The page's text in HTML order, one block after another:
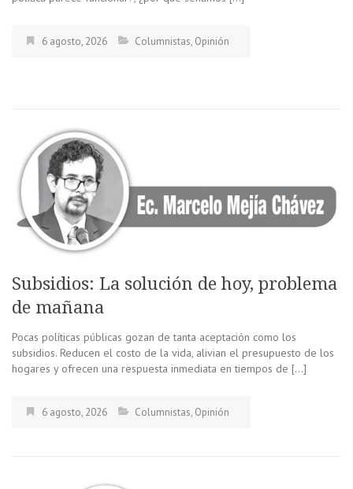
6 agosto, 2026 Columnistas, Opinión
Subsidios: La solución de hoy, problema
de mañana
Pocas políticas públicas gozan de tanta aceptación como los
subsidios. Reducen el costo de la vida, alivian el presupuesto de los
hogares y ofrecen una respuesta inmediata en tiempos de […]
6 agosto, 2026 Columnistas, Opinión